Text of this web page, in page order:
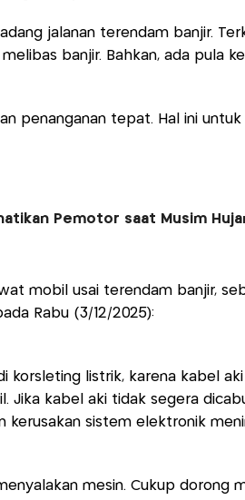
jalanan terendam banjir.
banjir. Bahkan, ada pula
penanganan tepat. Hal ini untuk
Pemotor saat Musim
mobil usai terendam banjir,
Rabu (3/12/2025):
korsleting listrik, karena kabel
Jika kabel aki tidak segera
kerusakan sistem elektronik
mesin. Cukup dorong